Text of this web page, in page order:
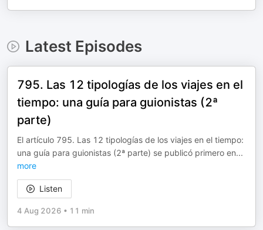
Latest Episodes
795. Las 12 tipologías de los viajes en el
tiempo: una guía para guionistas (2ª
parte)
El artículo 795. Las 12 tipologías de los viajes en el tiempo:
una guía para guionistas (2ª parte) se publicó primero en...
more
Listen
4 Aug 2026 • 11 min